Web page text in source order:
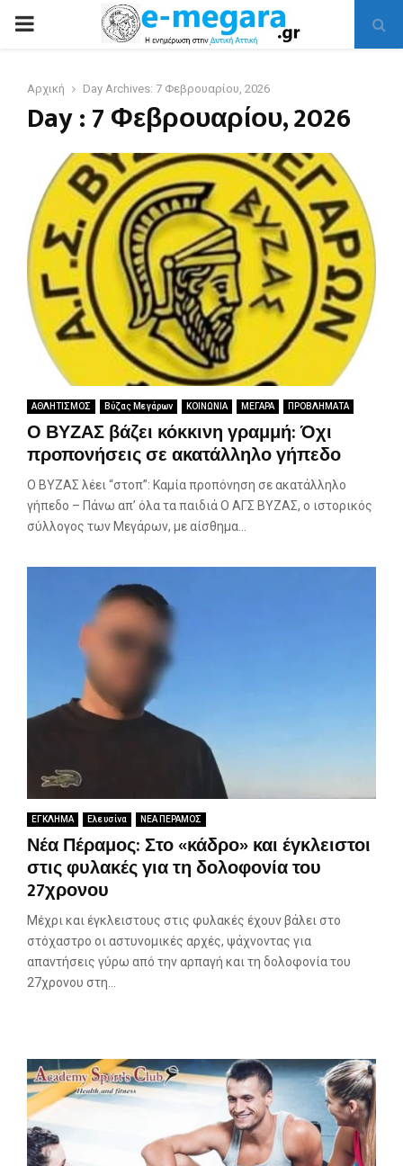
PRIMARY
Αρχική Day Archives: 7 Φεβρουαρίου, 2026
Day : 7 Φεβρουαρίου, 2026
ΑΘΛΗΤΙΣΜΟΣ Βύζας Μεγάρων ΚΟΙΝΩΝΙΑ ΜΕΓΑΡΑ ΠΡΟΒΛΗΜΑΤΑ
Ο ΒΥΖΑΣ βάζει κόκκινη γραμμή: Όχι
προπονήσεις σε ακατάλληλο γήπεδο
Ο ΒΥΖΑΣ λέει “στοπ”: Καμία προπόνηση σε ακατάλληλο
γήπεδο – Πάνω απ’ όλα τα παιδιά Ο ΑΓΣ ΒΥΖΑΣ, ο ιστορικός
σύλλογος των Μεγάρων, με αίσθημα...
ΕΓΚΛΗΜΑ Ελευσίνα ΝΕΑ ΠΕΡΑΜΟΣ
Νέα Πέραμος: Στο «κάδρο» και έγκλειστοι
στις φυλακές για τη δολοφονία του
27χρονου
Μέχρι και έγκλειστους στις φυλακές έχουν βάλει στο
στόχαστρο οι αστυνομικές αρχές, ψάχνοντας για
απαντήσεις γύρω από την αρπαγή και τη δολοφονία του
27χρονου στη...